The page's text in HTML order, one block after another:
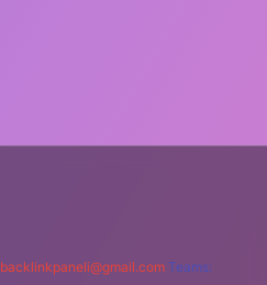
backlinkpaneli@gmail.com Teams: